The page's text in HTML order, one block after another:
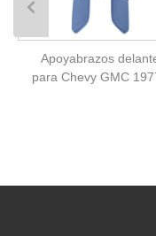
Apoyabrazos
para Chevy GMC